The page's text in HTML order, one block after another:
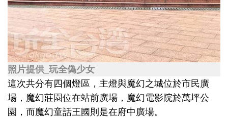
照片提供_玩全偽少女
這次共分有四個燈區，主燈與魔幻之城位於市民廣
場，魔幻莊園位在站前廣場，魔幻電影院於萬坪公
園，而魔幻童話王國則是在府中廣場。